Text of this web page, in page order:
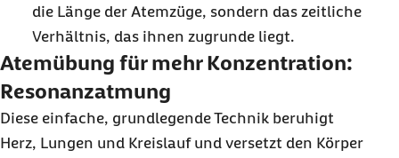
die Länge der Atemzüge, sondern das zeitliche
Verhältnis, das ihnen zugrunde liegt.
Atemübung für mehr Konzentration:
Resonanzatmung
Diese einfache, grundlegende Technik beruhigt
Herz, Lungen und Kreislauf und versetzt den Körper